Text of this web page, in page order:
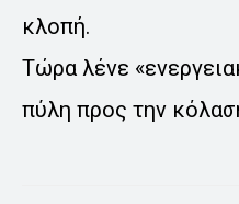
κλοπή.
Τώρα λένε
πύλη προς την